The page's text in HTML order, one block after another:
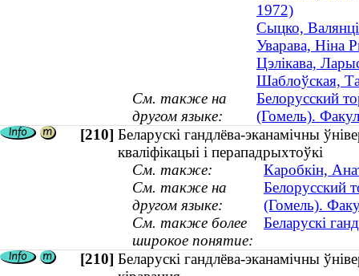
1972)
Сыцко,
Уварава, Ніна
Цэлікава,
Шаблоўская,
См. также на
другом языке:
Белорусский
(Гомель).
[210] Беларускі гандлёва-эканамічны
кваліфікацыі і перападрыхтоўкі
См. также:
Каробкін,
См. также на
другом языке:
Белорусский
(Гомель).
См. также более
широкое понятие:
Беларускі
[210] Беларускі гандлёва-эканамічны